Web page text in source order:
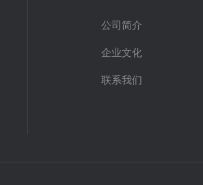
公司简介
企业文化
联系我们